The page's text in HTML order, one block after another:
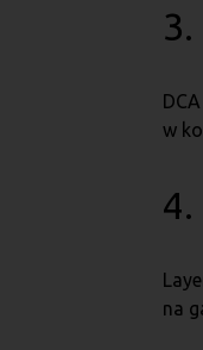
w
na